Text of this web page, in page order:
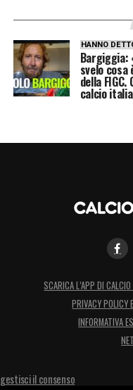
HANNO
Bargiggia:
svelo
della
calcio
SCARICA L’APP DI
PRIVACY POLICY
INFORMATIVA
gestisci il consenso